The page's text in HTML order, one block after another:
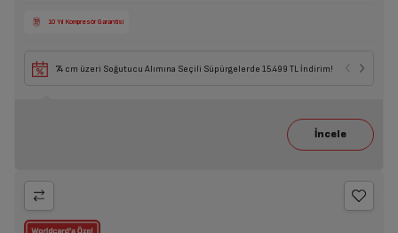
10 Yıl Kompresör Garantisi
74 cm üzeri Soğutucu Alımına Seçili Süpürgelerde 15.499 TL İndirim!